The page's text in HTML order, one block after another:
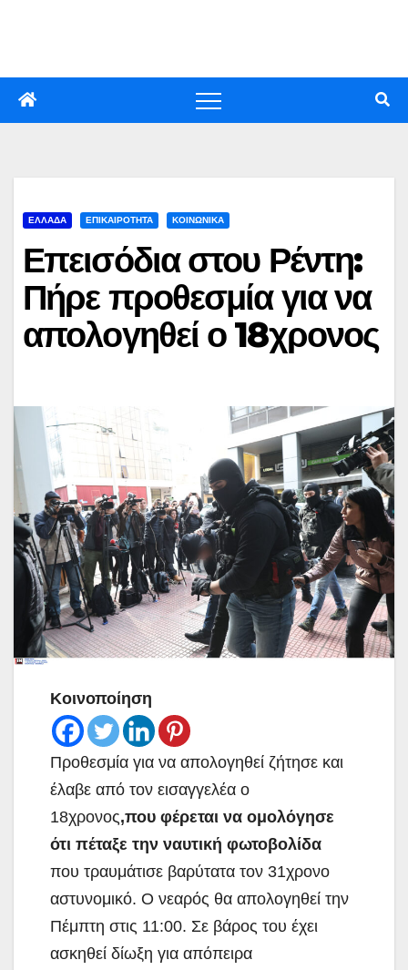
ΕΛΛΑΔΑ ΕΠΙΚΑΙΡΟΤΗΤΑ ΚΟΙΝΩΝΙΚΑ
Επεισόδια στου Ρέντη:
Πήρε προθεσμία για να
απολογηθεί ο 18χρονος
Κοινοποίηση
Προθεσμία για να απολογηθεί ζήτησε και
έλαβε από τον εισαγγελέα ο
18χρονος,που φέρεται να ομολόγησε
ότι πέταξε την ναυτική φωτοβολίδα
που τραυμάτισε βαρύτατα τον 31χρονο
αστυνομικό. Ο νεαρός θα απολογηθεί την
Πέμπτη στις 11:00. Σε βάρος του έχει
ασκηθεί δίωξη για απόπειρα